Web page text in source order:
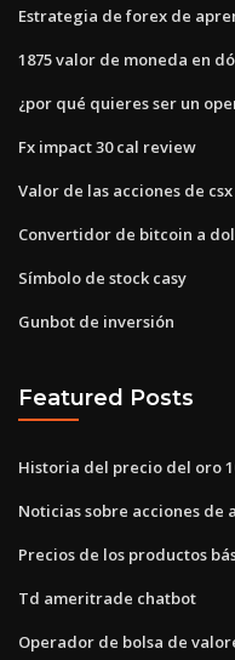
Estrategia de forex de
1875 valor de moneda en
¿por qué quieres ser un
Fx impact 30 cal review
Valor de las acciones de csx
Convertidor de bitcoin a
Símbolo de stock casy
Gunbot de inversión
Featured Posts
Historia del precio del oro
Noticias sobre acciones de
Precios de los productos
Td ameritrade chatbot
Operador de bolsa de